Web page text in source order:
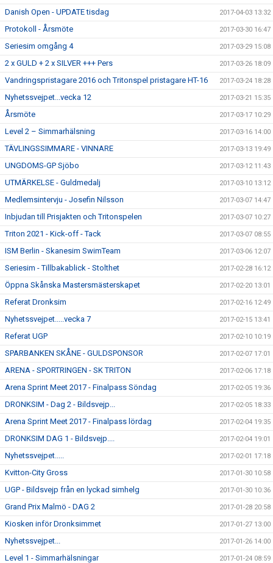
Danish Open - UPDATE tisdag 2017-04-03 13:32
Protokoll - Årsmöte 2017-03-30 16:47
Seriesim omgång 4 2017-03-29 15:08
2 x GULD + 2 x SILVER +++ Pers 2017-03-26 18:09
Vandringspristagare 2016 och Tritonspel pristagare HT-16 2017-03-24 18:28
Nyhetssvejpet...vecka 12 2017-03-21 15:35
Årsmöte 2017-03-17 10:29
Level 2 – Simmarhälsning 2017-03-16 14:00
TÄVLINGSSIMMARE - VINNARE 2017-03-13 19:49
UNGDOMS-GP Sjöbo 2017-03-12 11:43
UTMÄRKELSE - Guldmedalj 2017-03-10 13:12
Medlemsintervju - Josefin Nilsson 2017-03-07 14:47
Inbjudan till Prisjakten och Tritonspelen 2017-03-07 10:27
Triton 2021 - Kick-off - Tack 2017-03-07 08:55
ISM Berlin - Skanesim SwimTeam 2017-03-06 12:07
Seriesim - Tillbakablick - Stolthet 2017-02-28 16:12
Öppna Skånska Mastersmästerskapet 2017-02-20 13:01
Referat Dronksim 2017-02-16 12:49
Nyhetssvejpet.....vecka 7 2017-02-15 13:41
Referat UGP 2017-02-10 10:19
SPARBANKEN SKÅNE - GULDSPONSOR 2017-02-07 17:01
ARENA - SPORTRINGEN - SK TRITON 2017-02-06 17:18
Arena Sprint Meet 2017 - Finalpass Söndag 2017-02-05 19:36
DRONKSIM - Dag 2 - Bildsvejp... 2017-02-05 18:33
Arena Sprint Meet 2017 - Finalpass lördag 2017-02-04 19:35
DRONKSIM DAG 1 - Bildsvejp.... 2017-02-04 19:01
Nyhetssvejpet..... 2017-02-01 17:18
Kvitton-City Gross 2017-01-30 10:58
UGP - Bildsvejp från en lyckad simhelg 2017-01-30 10:36
Grand Prix Malmö - DAG 2 2017-01-28 20:58
Kiosken inför Dronksimmet 2017-01-27 13:00
Nyhetssvejpet... 2017-01-26 14:00
Level 1 - Simmarhälsningar 2017-01-24 08:59